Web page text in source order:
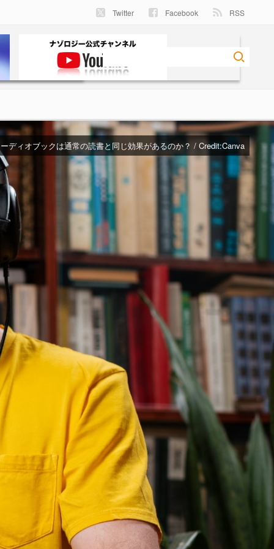
Twitter Facebook RSS
ディオブックは通常の読書と同じ効果があるのか？ / Credit:Canva